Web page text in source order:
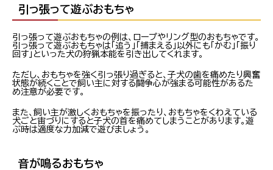
引っ張って遊ぶおもちゃ
引っ張って遊ぶおもちゃの例は、ロープやリング型のおもちゃです。
引っ張って遊ぶおもちゃは「追う」「捕まえる」以外にも「かむ」「振り
回す」といった犬の狩猟本能を引き出してくれます。
ただし、おもちゃを強く引っ張り過ぎると、子犬の歯を痛めたり興奮
状態が続くことで飼い主に対する闘争心が強まる可能性があるた
め注意が必要です。
また、飼い主が激しくおもちゃを振ったり、おもちゃをくわえている
犬ごと宙づりにすると子犬の首を痛めてしまうことがあります。遊
ぶ時は適度な力加減で遊びましょう。
音が鳴るおもちゃ